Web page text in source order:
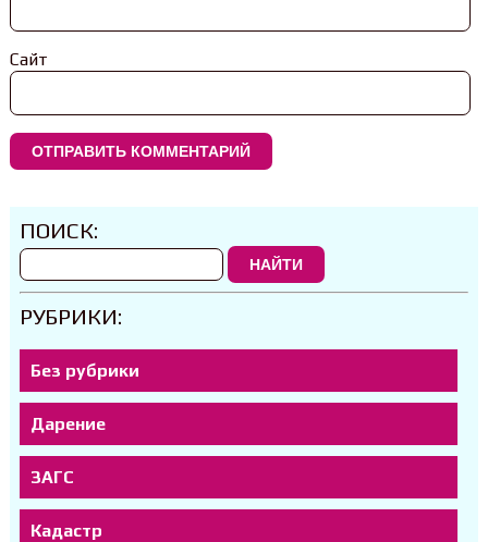
Сайт
ПОИСК:
НАЙТИ
РУБРИКИ:
Без рубрики
Дарение
ЗАГС
Кадастр